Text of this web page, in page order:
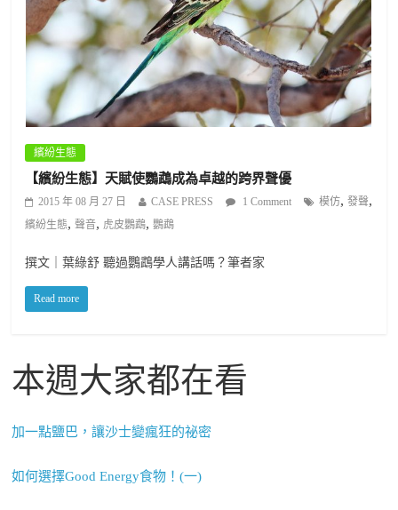
繽紛生態
【繽紛生態】天賦使鸚鵡成為卓越的跨界聲優
2015 年 08 月 27 日 CASE PRESS 1 Comment 模仿,發聲,
繽紛生態,聲音, 虎皮鸚鵡,鸚鵡
撰文｜葉綠舒 聽過鸚鵡學人講話嗎？筆者家
Read more
本週大家都在看
加一點鹽巴，讓沙士變瘋狂的祕密
如何選擇Good Energy食物！(一)